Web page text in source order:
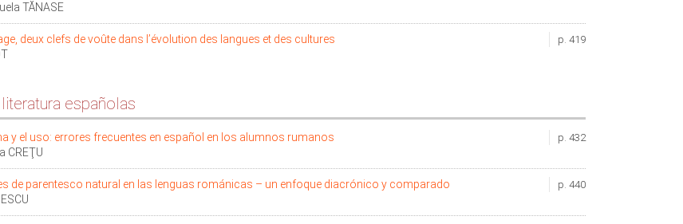
TĂNASE
p. 419
deux clefs de voûte dans l’évolution des langues et des cultures
españolas
p. 432
y el uso: errores frecuentes en español en los alumnos rumanos
CREŢU
p. 440
de parentesco natural en las lenguas románicas – un enfoque diacrónico y comparado